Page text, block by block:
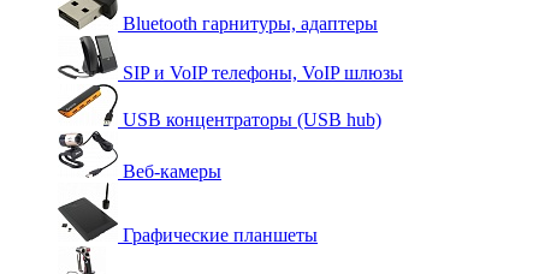
Bluetooth гарнитуры, адаптеры
SIP и VoIP телефоны, VoIP шлюзы
USB концентраторы (USB hub)
Веб-камеры
Графические планшеты